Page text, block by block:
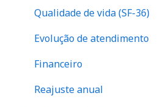
Qualidade de vida (SF-36)
Evolução de atendimento
Financeiro
Reajuste anual